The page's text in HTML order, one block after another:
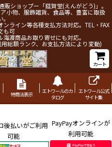
販ショップー「莚賀堂(えんがどう)」。
小物、服飾雑貨、食品等、豊富に取扱
。
ライン等各種支払方法対応。TEL・FAX
も可
渡商品お取り寄せにも対応。
総額ランク、お支払方法により変動)
カート
特商法表示
エトワールのカ
タログ
エトワール公式
サイト集
後払いがご利用
可能
PayPayオンラインが
利用可能